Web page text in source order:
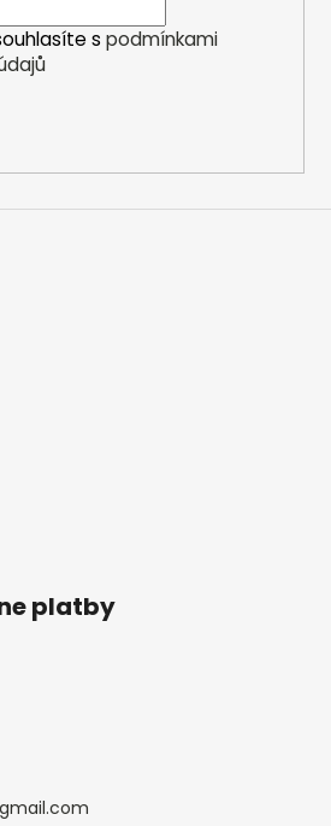
s podmínkami
platby
gmail.com